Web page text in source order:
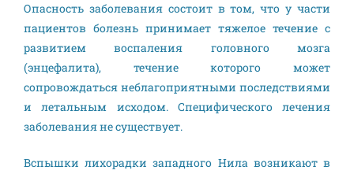
Опасность заболевания состоит в том, что у части
пациентов болезнь принимает тяжелое течение с
развитием воспаления головного мозга
(энцефалита), течение которого может
сопровождаться неблагоприятными последствиями
и летальным исходом. Специфического лечения
заболевания не существует.
Вспышки лихорадки западного Нила возникают в